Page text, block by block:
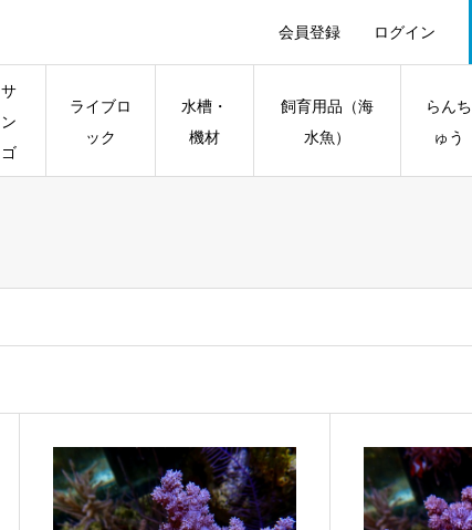
会員登録 ログイン
サ
ン
ゴ
ライブロ
ック
水槽・
機材
飼育用品（海
水魚）
らんち
ゅう